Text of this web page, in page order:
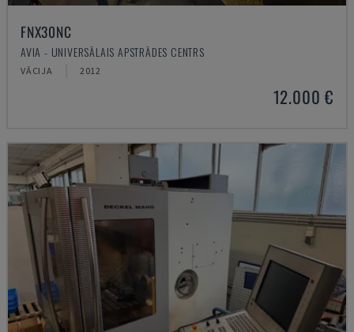
FNX30NC
AVIA - UNIVERSĀLAIS APSTRĀDES CENTRS
VĀCIJA 2012
12.000 €